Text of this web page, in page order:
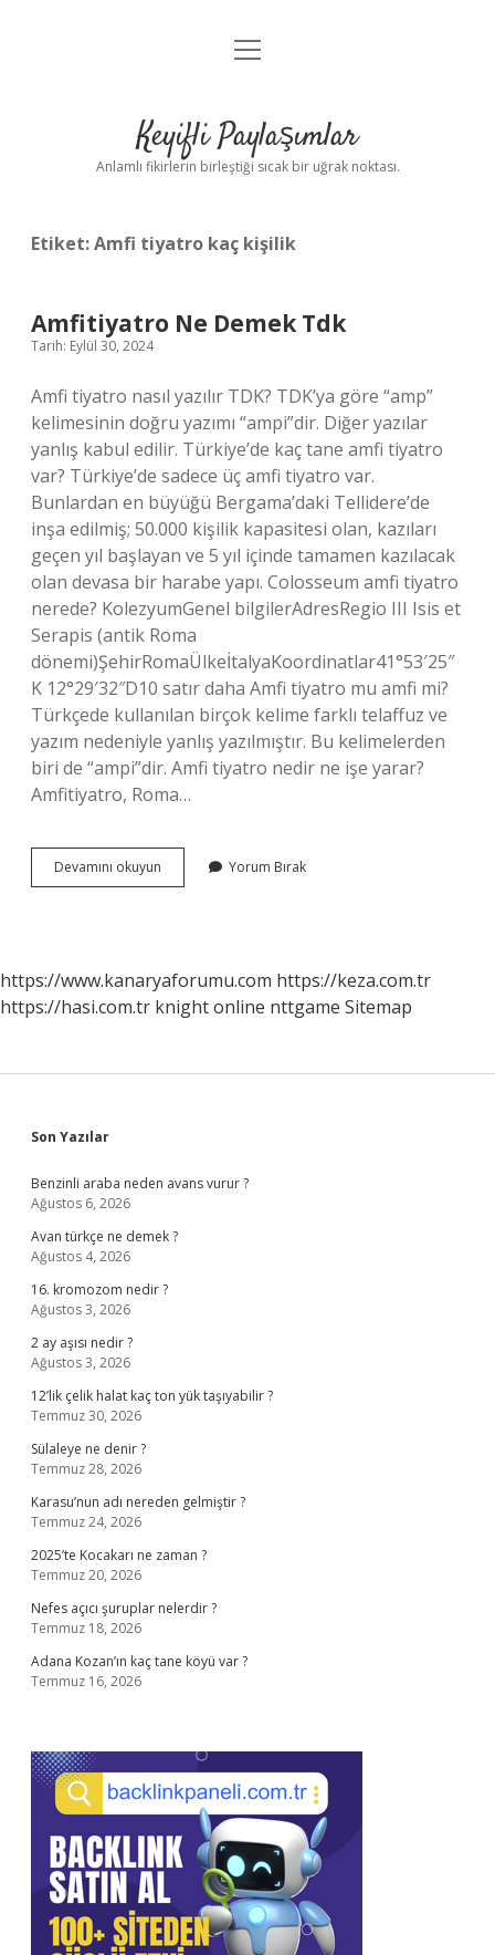
Anasayfa
Yasal Uyarı
menüyü
Keyifli Paylaşımlar
Anlamlı fikirlerin birleştiği sıcak bir uğrak noktası.
Etiket:Amfi tiyatro kaç kişilik
Amfitiyatro Ne Demek Tdk
Tarih: Eylül 30, 2024
Amfi tiyatro nasıl yazılır TDK? TDK’ya göre “amp”
kelimesinin doğru yazımı “ampi”dir. Diğer yazılar
yanlış kabul edilir. Türkiye’de kaç tane amfi tiyatro
var? Türkiye’de sadece üç amfi tiyatro var.
Bunlardan en büyüğü Bergama’daki Tellidere’de
inşa edilmiş; 50.000 kişilik kapasitesi olan, kazıları
geçen yıl başlayan ve 5 yıl içinde tamamen kazılacak
olan devasa bir harabe yapı. Colosseum amfi tiyatro
nerede? KolezyumGenel bilgilerAdresRegio III Isis et
Serapis (antik Roma
dönemi)ŞehirRomaÜlkeİtalyaKoordinatlar41°53′25″
K 12°29′32″D10 satır daha Amfi tiyatro mu amfi mi?
Türkçede kullanılan birçok kelime farklı telaffuz ve
yazım nedeniyle yanlış yazılmıştır. Bu kelimelerden
biri de “ampi”dir. Amfi tiyatro nedir ne işe yarar?
Amfitiyatro, Roma…
Devamını okuyun Amfitiyatro
Ne
Yorum Bırak
https://www.kanaryaforumu.com https://keza.com.tr
https://hasi.com.tr knight online nttgame Sitemap
Sidebar
Son Yazılar
Benzinli araba neden avans vurur ?
Ağustos 6, 2026
Avan türkçe ne demek ?
Ağustos 4, 2026
16. kromozom nedir ?
Ağustos 3, 2026
2 ay aşısı nedir ?
Ağustos 3, 2026
12’lik çelik halat kaç ton yük taşıyabilir ?
Temmuz 30, 2026
Sülaleye ne denir ?
Temmuz 28, 2026
Karasu’nun adı nereden gelmiştir ?
Temmuz 24, 2026
2025’te Kocakarı ne zaman ?
Temmuz 20, 2026
Nefes açıcı şuruplar nelerdir ?
Temmuz 18, 2026
Adana Kozan’ın kaç tane köyü var ?
Temmuz 16, 2026